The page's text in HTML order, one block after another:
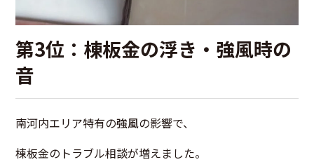
第3位：棟板金の浮き・強風時の
音
南河内エリア特有の強風の影響で、
棟板金のトラブル相談が増えました。